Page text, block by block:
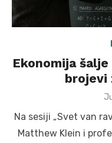
Ekonomija
brojevi
Na sesiji „Svet van
Matthew Klein i